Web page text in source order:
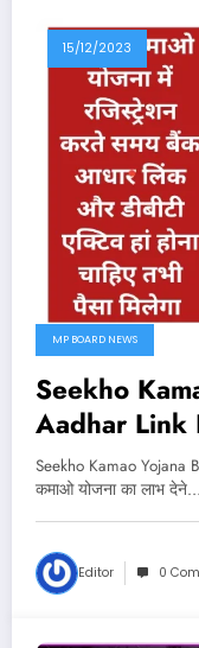
15/12/2023
MP BOARD NEWS
Seekho
Aadhar Link
योजना का लाभ
बैंक डीबीटी
Seekho Kamao Yojana
कमाओ योजना का लाभ देने…
Editor 0